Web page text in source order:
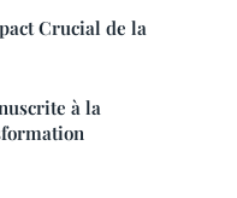
Crucial de la
à la